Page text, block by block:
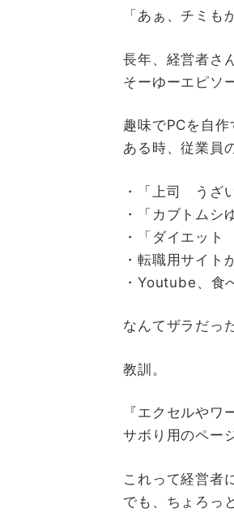
「あぁ、チミも
長年、経営者さ
そーゆーエピソ
趣味でPCを自作
ある時、従業員
・「上司 うざ
・「カブトム
・「ダイエッ
・転職用サイト
・Youtube、食
なんてザラだっ
教訓。
『エクセルやワ
サボり用のペー
これって経営者
でも、ちょろっ